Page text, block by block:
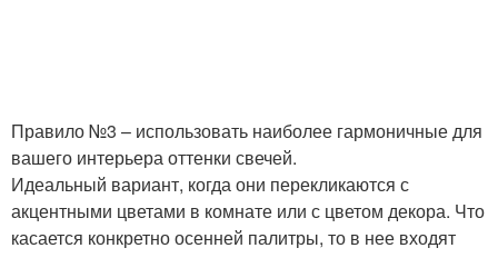
Правило №3 – использовать наиболее гармоничные для
вашего интерьера оттенки свечей.
Идеальный вариант, когда они перекликаются с
акцентными цветами в комнате или с цветом декора. Что
касается конкретно осенней палитры, то в нее входят